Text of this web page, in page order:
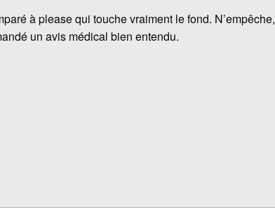
à please qui touche vraiment le fond. N’empêche,
un avis médical bien entendu.